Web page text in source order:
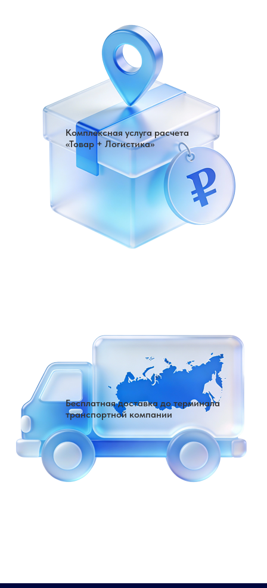
Комплексная услуга расчета
«Товар + Логистика»
Бесплатная доставка до терминала
транспортной компании